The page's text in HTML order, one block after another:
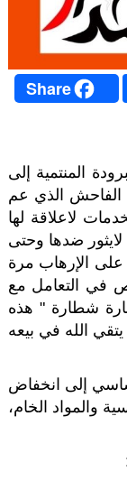
Share
المنتمية إلى
الفاحش الذي عم
لاعلاقة لها
ضدها وحتى
على الإرهاب مرة
في التعامل مع
شطارة " هذه
الله في بيعه
إلى انخفاض
والمواد الخام،